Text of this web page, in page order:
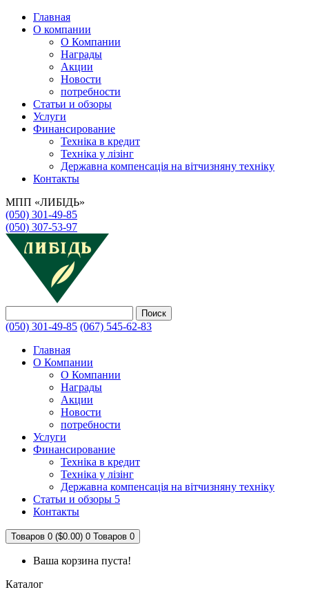
Главная
О компании
О Компании
Награды
Акции
Новости
потребности
Статьи и обзоры
Услуги
Финансирование
Техніка в кредит
Техніка у лізінг
Державна компенсація на вітчизняну техніку
Контакты
МПП «ЛИБІДЬ»
(050) 301-49-85
(050) 307-53-97
Поиск
(050) 301-49-85 (067) 545-62-83
Главная
О Компании
О Компании
Награды
Акции
Новости
потребности
Услуги
Финансирование
Техніка в кредит
Техніка у лізінг
Державна компенсація на вітчизняну техніку
Статьи и обзоры 5
Контакты
Товаров 0 ($0.00) 0 Товаров 0
Ваша корзина пуста!
Каталог